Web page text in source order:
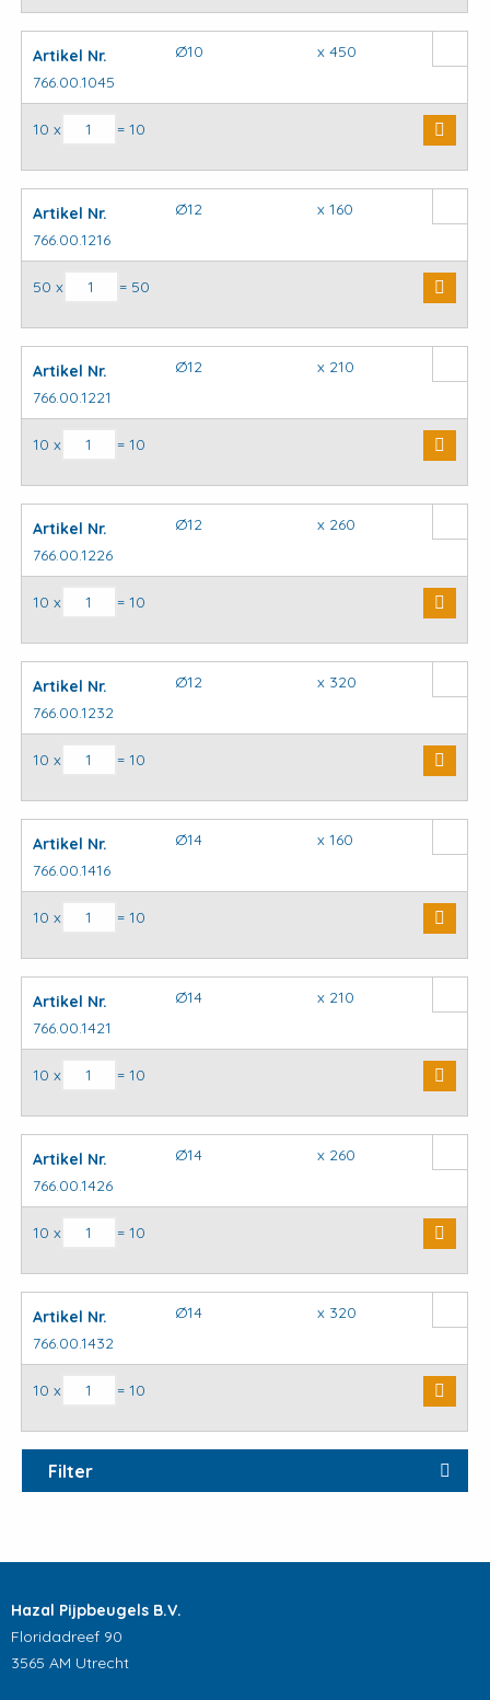
Artikel Nr.
766.00.1045
Ø10 x 450
SDS plus hamerboor aantal
10 x = 10
Artikel Nr.
766.00.1216
Ø12 x 160
SDS plus hamerboor aantal
50 x = 50
Artikel Nr.
766.00.1221
Ø12 x 210
SDS plus hamerboor aantal
10 x = 10
Artikel Nr.
766.00.1226
Ø12 x 260
SDS plus hamerboor aantal
10 x = 10
Artikel Nr.
766.00.1232
Ø12 x 320
SDS plus hamerboor aantal
10 x = 10
Artikel Nr.
766.00.1416
Ø14 x 160
SDS plus hamerboor aantal
10 x = 10
Artikel Nr.
766.00.1421
Ø14 x 210
SDS plus hamerboor aantal
10 x = 10
Artikel Nr.
766.00.1426
Ø14 x 260
SDS plus hamerboor aantal
10 x = 10
Artikel Nr.
766.00.1432
Ø14 x 320
SDS plus hamerboor aantal
10 x = 10
Filter
Hazal Pijpbeugels B.V.
Floridadreef 90
3565 AM Utrecht